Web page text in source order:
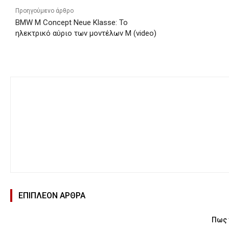
Προηγούμενο άρθρο
BMW M Concept Neue Klasse: Το
ηλεκτρικό αύριο των μοντέλων Μ (video)
ΕΠΙΠΛΕΟΝ ΑΡΘΡΑ
Πως